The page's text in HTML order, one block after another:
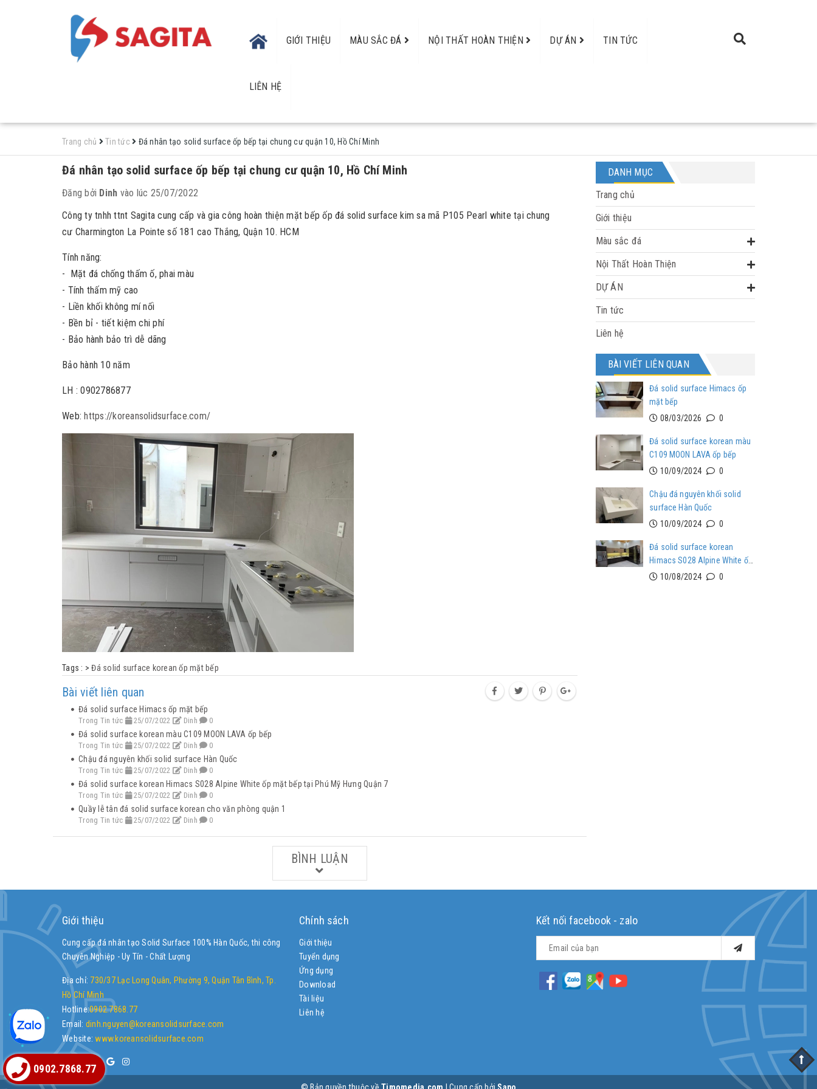
GIỚI THIỆU MÀU SẮC ĐÁ NỘI THẤT HOÀN THIỆN DỰ ÁN TIN TỨC
LIÊN HỆ
Trang chủ Tin tức Đá nhân tạo solid surface ốp bếp tại chung cư quận 10, Hồ Chí Minh
Đá nhân tạo solid surface ốp bếp tại chung cư quận 10, Hồ Chí Minh
Đăng bởi Dinh vào lúc 25/07/2022
Công ty tnhh ttnt Sagita cung cấp và gia công hoàn thiện mặt bếp ốp đá solid surface kim sa mã P105 Pearl white tại chung
cư Charmington La Pointe số 181 cao Thắng, Quận 10. HCM
Tính năng:
- Mặt đá chống thấm ố, phai màu
- Tính thấm mỹ cao
- Liền khối không mí nối
- Bền bỉ - tiết kiệm chi phí
- Bảo hành bảo trì dễ dãng
Bảo hành 10 năm
LH : 0902786877
Web:https://koreansolidsurface.com/
Tags : >Đá solid surface korean ốp mặt bếp
Bài viết liên quan
Đá solid surface Himacs ốp mặt bếp
Trong Tin tức 25/07/2022 Dinh 0
Đá solid surface korean màu C109 MOON LAVA ốp bếp
Trong Tin tức 25/07/2022 Dinh 0
Chậu đá nguyên khối solid surface Hàn Quốc
Trong Tin tức 25/07/2022 Dinh 0
Đá solid surface korean Himacs S028 Alpine White ốp mặt bếp tại Phú Mỹ Hưng Quận 7
Trong Tin tức 25/07/2022 Dinh 0
Quầy lễ tân đá solid surface korean cho văn phòng quận 1
Trong Tin tức 25/07/2022 Dinh 0
BÌNH LUẬN
DANH MỤC
Trang chủ
Giới thiệu
Màu sắc đá
Nội Thất Hoàn Thiện
DỰ ÁN
Tin tức
Liên hệ
BÀI VIẾT LIÊN QUAN
Đá solid surface Himacs ốp
mặt bếp
08/03/2026
0
Đá solid surface korean màu
C109 MOON LAVA ốp bếp
10/09/2024
0
Chậu đá nguyên khối solid
surface Hàn Quốc
10/09/2024
0
Đá solid surface korean
Himacs S028 Alpine White ốp
mặt bếp tại Phú Mỹ Hưng
10/08/2024 0
Giới thiệu
Cung cấp đá nhân tạo Solid Surface 100% Hàn Quốc, thi công
Chuyên Nghiệp - Uy Tín - Chất Lượng
Địa chỉ: 730/37 Lạc Long Quân, Phường 9, Quận Tân Bình, Tp.
Hồ Chí Minh
Hotline:0902.7868.77
Email: dinh.nguyen@koreansolidsurface.com
Website:www.koreansolidsurface.com
Chính sách
Giới thiệu
Tuyển dụng
Ứng dụng
Download
Tài liệu
Liên hệ
Kết nối facebook - zalo
0902.7868.77